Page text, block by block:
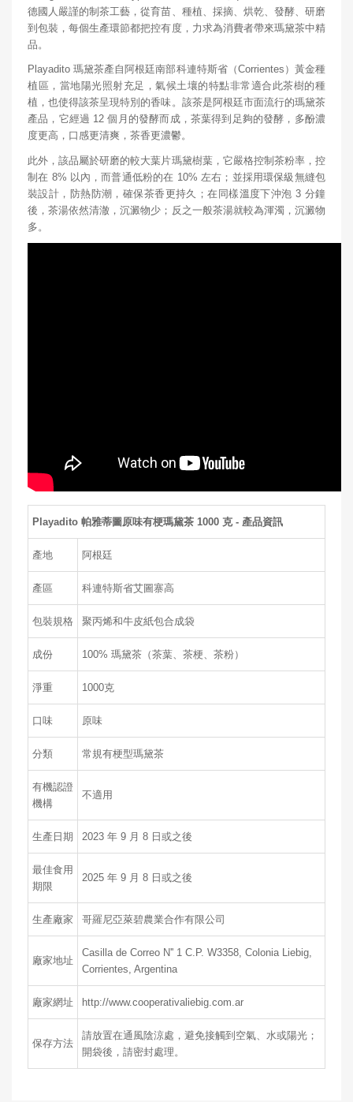
德國人嚴謹的制茶工藝，從育苗、種植、採摘、烘乾、發酵、研磨
到包裝，每個生產環節都把控有度，力求為消費者帶來瑪黛茶中精
品。
Playadito 瑪黛茶產自阿根廷南部科連特斯省（Corrientes）黃金種
植區，當地陽光照射充足，氣候土壤的特點非常適合此茶樹的種
植，也使得該茶呈現特別的香味。該茶是阿根廷市面流行的瑪黛茶
產品，它經過 12 個月的發酵而成，茶葉得到足夠的發酵，多酚濃
度更高，口感更清爽，茶香更濃鬱。
此外，該品屬於研磨的較大葉片瑪黛樹葉，它嚴格控制茶粉率，控
制在 8% 以內，而普通低粉的在 10% 左右；並採用環保級無縫包
裝設計，防熱防潮，確保茶香更持久；在同樣溫度下沖泡 3 分鐘
後，茶湯依然清澈，沉澱物少；反之一般茶湯就較為渾濁，沉澱物
多。
Playadito 帕雅蒂圖原味有梗瑪黛茶 1000 克 - 產品資訊
產地 阿根廷
產區 科連特斯省艾圖寨高
包裝規格 聚丙烯和牛皮紙包合成袋
成份 100% 瑪黛茶（茶葉、茶梗、茶粉）
淨重 1000克
口味 原味
分類 常規有梗型瑪黛茶
有機認證
機構
不適用
生產日期 2023 年 9 月 8 日或之後
最佳食用
期限
2025 年 9 月 8 日或之後
生產廠家 哥羅尼亞萊碧農業合作有限公司
廠家地址
Casilla de Correo N'' 1 C.P. W3358, Colonia Liebig,
Corrientes, Argentina
廠家網址 http://www.cooperativaliebig.com.ar
保存方法
請放置在通風陰涼處，避免接觸到空氣、水或陽光；
開袋後，請密封處理。